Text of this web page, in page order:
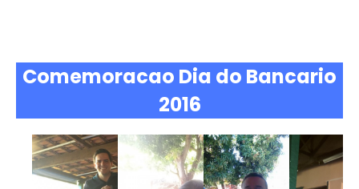
Comemoracao Dia do Bancario
2016